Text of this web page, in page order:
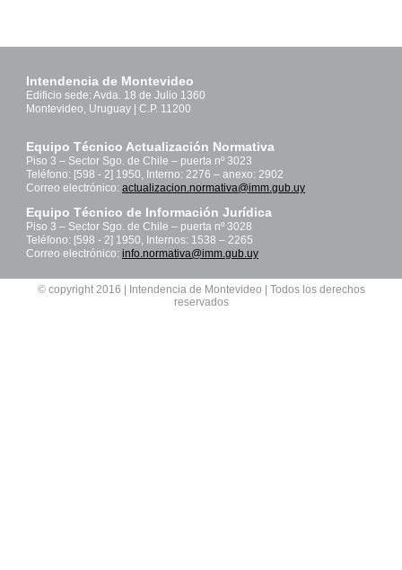
Intendencia de Montevideo
Edificio sede: Avda. 18 de Julio 1360
Montevideo, Uruguay | C.P. 11200
Equipo Técnico Actualización Normativa
Piso 3 – Sector Sgo. de Chile – puerta nº 3023
Teléfono: [598 - 2] 1950, Interno: 2276 – anexo: 2902
Correo electrónico: actualizacion.normativa@imm.gub.uy
Equipo Técnico de Información Jurídica
Piso 3 – Sector Sgo. de Chile – puerta nº 3028
Teléfono: [598 - 2] 1950, Internos: 1538 – 2265
Correo electrónico: info.normativa@imm.gub.uy
© copyright 2016 | Intendencia de Montevideo | Todos los derechos
reservados